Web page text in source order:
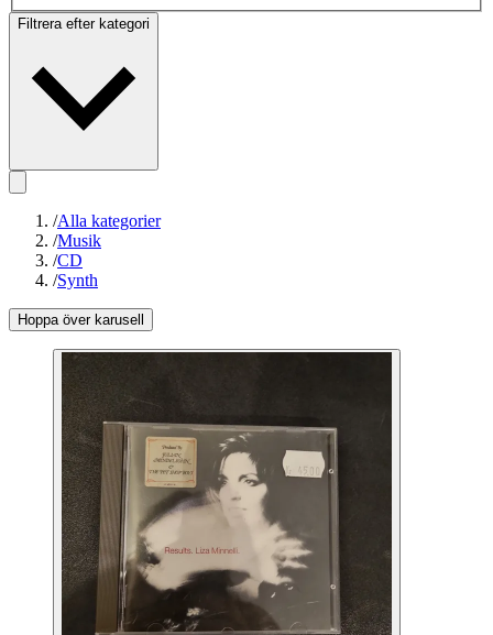
Filtrera efter kategori
/Alla kategorier
/Musik
/CD
/Synth
Hoppa över karusell